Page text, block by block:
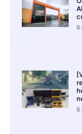
6
6